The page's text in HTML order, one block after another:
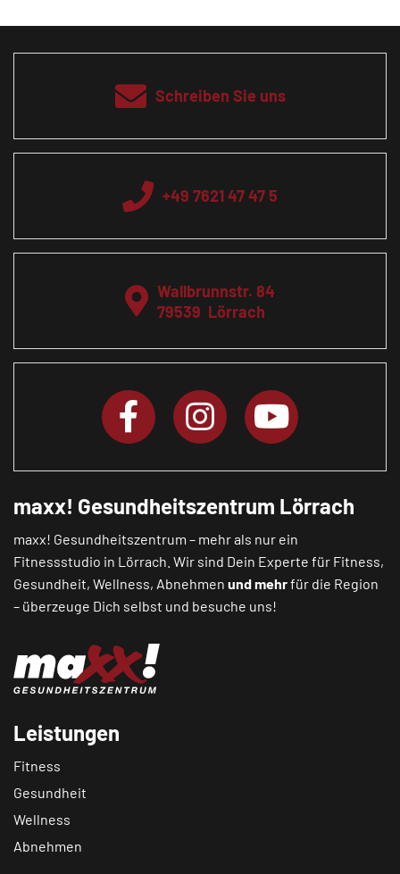
Schreiben Sie uns
+49 7621 47 47 5
Wallbrunnstr. 84
79539 Lörrach
maxx! Gesundheitszentrum Lörrach
maxx! Gesundheitszentrum – mehr als nur ein
Fitnessstudio in Lörrach. Wir sind Dein Experte für Fitness,
Gesundheit, Wellness, Abnehmen und mehrfür die Region
– überzeuge Dich selbst und besuche uns!
Leistungen
Fitness
Gesundheit
Wellness
Abnehmen